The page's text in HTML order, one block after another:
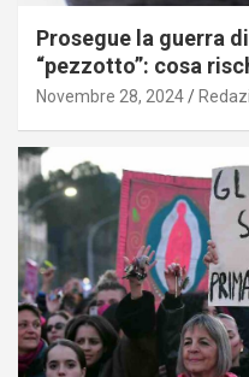
Prosegue la guerra
“pezzotto”: cosa
Novembre 28, 2024